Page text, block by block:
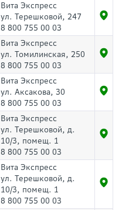
Вита Экспресс
ул. Терешковой, 247
8 800 755 00 03
Вита Экспресс
ул. Томилинская, 250
8 800 755 00 03
Вита Экспресс
ул. Аксакова, 30
8 800 755 00 03
Вита Экспресс
ул. Терешковой, д.
10/3, помещ. 1
8 800 755 00 03
Вита Экспресс
ул. Терешковой, д.
10/3, помещ. 1
8 800 755 00 03